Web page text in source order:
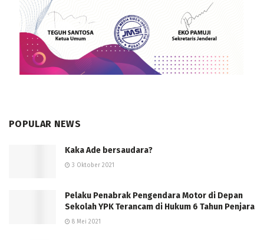
POPULAR NEWS
Kaka Ade bersaudara?
3 Oktober 2021
Pelaku Penabrak Pengendara Motor di Depan
Sekolah YPK Terancam di Hukum 6 Tahun Penjara
8 Mei 2021